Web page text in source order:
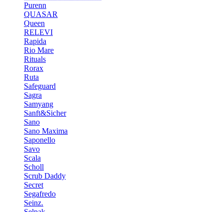
Purenn
QUASAR
Queen
RELEVI
Rapida
Rio Mare
Rituals
Rorax
Ruta
Safeguard
Sagra
Samyang
Sanft&Sicher
Sano
Sano Maxima
Saponello
Savo
Scala
Scholl
Scrub Daddy
Secret
Segafredo
Seinz.